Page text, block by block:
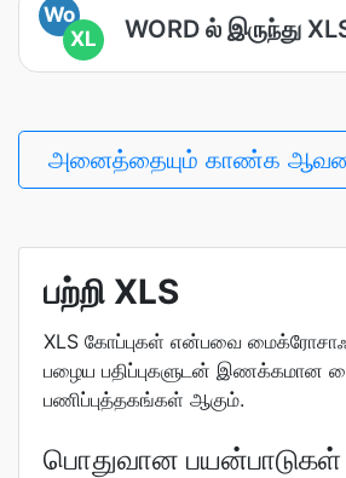
Wo
XL
WORD ல் இருந்து
அனைத்தையும் காண்க
பற்றி XLS
XLS கோப்புகள் என்பவை
பழைய பதிப்புகளுடன் இணக்கமான
பணிப்புத்தகங்கள் ஆகும்.
பொதுவான பயன்பாடுகள்